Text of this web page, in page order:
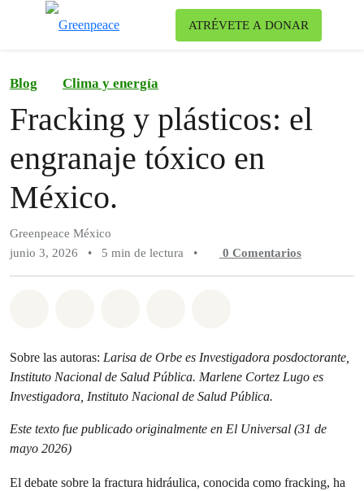
ATRÉVETE A DONAR
Blog Clima y energía
Fracking y plásticos: el
engranaje tóxico en
México.
Greenpeace México
junio 3, 2026
• 5 min de lectura • 0 Comentarios
Sobre las autoras: Larisa de Orbe es Investigadora posdoctorante,
Instituto Nacional de Salud Pública. Marlene Cortez Lugo es
Investigadora, Instituto Nacional de Salud Pública.
Este texto fue publicado originalmente en El Universal (31 de
mayo 2026)
El debate sobre la fractura hidráulica, conocida como fracking, ha